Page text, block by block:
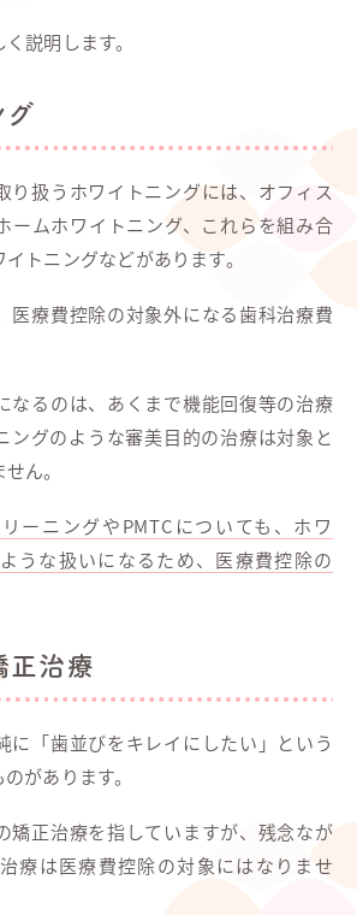
説明します。
グ
り扱うホワイトニングには、オフィス
ームホワイトニング、これらを組み合
トニングなどがあります。
医療費控除の対象外になる歯科治療費
なるのは、あくまで機能回復等の治療
ングのような審美目的の治療は対象と
ん。
ーニングやPMTCについても、ホワ
うな扱いになるため、医療費控除の
正治療
に「歯並びをキレイにしたい」という
があります。
矯正治療を指していますが、残念なが
療は医療費控除の対象にはなりませ